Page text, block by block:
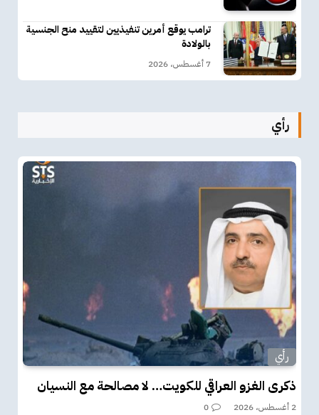
ترامب يوقع أمرين تنفيذيين لتقييد منح الجنسية
بالولادة
7 أغسطس، 2026
رأي
رأي
ذكرى الغزو العراقي للكويت… لا مصالحة مع النسيان
2 أغسطس، 2026 0